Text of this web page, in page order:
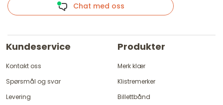
Chat med oss
Kundeservice
Kontakt oss
Spørsmål og svar
Levering
Produkter
Merk klær
Klistremerker
Billettbånd